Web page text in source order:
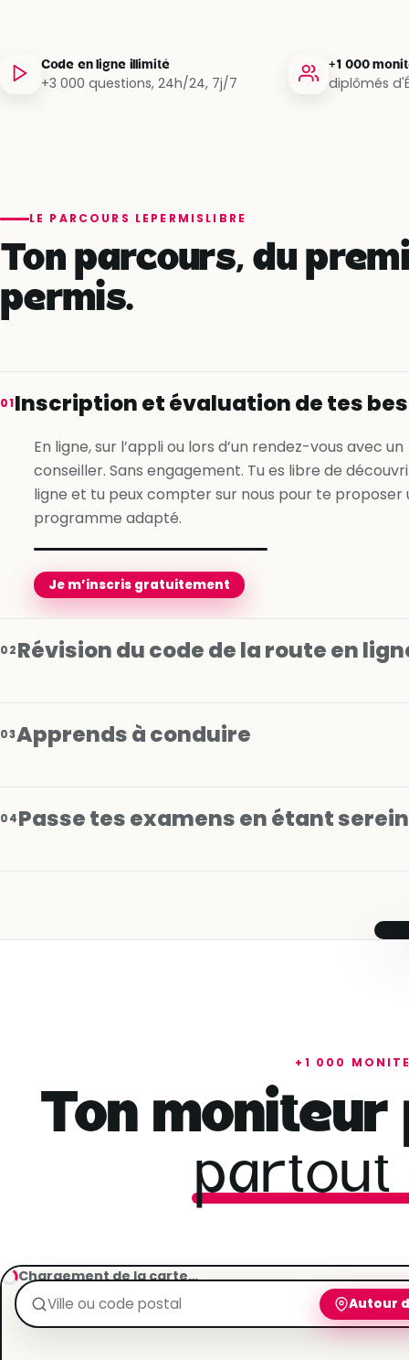
Code en ligne illimité
+3 000 questions, 24h/24, 7j/7
+1 000
diplômés
LE PARCOURS LEPERMISLIBRE
Ton parcours, du
permis.
01Inscription et évaluation de tes
En ligne, sur l’appli ou lors d’un rendez-vous avec un
conseiller. Sans engagement. Tu es libre de
ligne et tu peux compter sur nous pour te proposer
programme adapté.
Je m’inscris gratuitement
02Révision du code de la route en
Je m’inscris gratuitement
03Apprends à conduire
04Passe tes examens en étant serein
+1 000
Ton moniteur
partout
Autour
Chargement de la carte…